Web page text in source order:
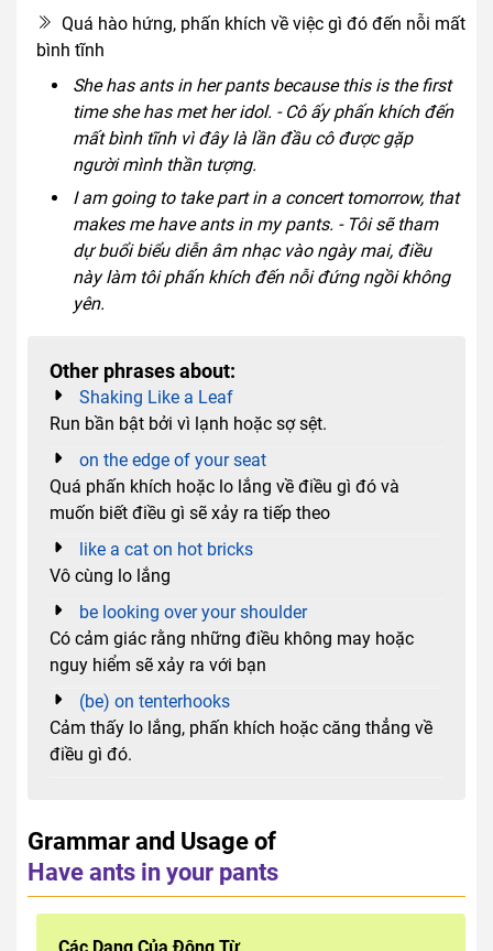
Quá hào hứng, phấn khích về việc gì đó đến nỗi mất
bình tĩnh
She has ants in her pants because this is the first
time she has met her idol. - Cô ấy phấn khích đến
mất bình tĩnh vì đây là lần đầu cô được gặp
người mình thần tượng.
I am going to take part in a concert tomorrow, that
makes me have ants in my pants. - Tôi sẽ tham
dự buổi biểu diễn âm nhạc vào ngày mai, điều
này làm tôi phấn khích đến nỗi đứng ngồi không
yên.
Other phrases about:
Shaking Like a Leaf
Run bần bật bởi vì lạnh hoặc sợ sệt.
on the edge of your seat
Quá phấn khích hoặc lo lắng về điều gì đó và
muốn biết điều gì sẽ xảy ra tiếp theo
like a cat on hot bricks
Vô cùng lo lắng
be looking over your shoulder
Có cảm giác rằng những điều không may hoặc
nguy hiểm sẽ xảy ra với bạn
(be) on tenterhooks
Cảm thấy lo lắng, phấn khích hoặc căng thẳng về
điều gì đó.
Grammar and Usage of
Have ants in your pants